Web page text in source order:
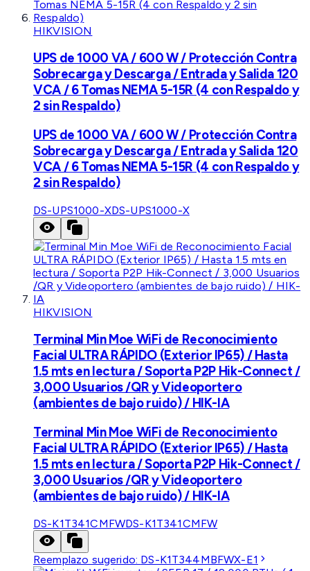
HIKVISION
UPS de 1000 VA / 600 W / Protección Contra
Sobrecarga y Descarga / Entrada y Salida 120
VCA / 6 Tomas NEMA 5-15R (4 con Respaldo y
2 sin Respaldo)
UPS de 1000 VA / 600 W / Protección Contra
Sobrecarga y Descarga / Entrada y Salida 120
VCA / 6 Tomas NEMA 5-15R (4 con Respaldo y
2 sin Respaldo)
DS-UPS1000-XDS-UPS1000-X
HIKVISION
Terminal Min Moe WiFi de Reconocimiento
Facial ULTRA RÁPIDO (Exterior IP65) / Hasta
1.5 mts en lectura / Soporta P2P Hik-Connect /
3,000 Usuarios /QR y Videoportero
(ambientes de bajo ruido) / HIK-IA
Terminal Min Moe WiFi de Reconocimiento
Facial ULTRA RÁPIDO (Exterior IP65) / Hasta
1.5 mts en lectura / Soporta P2P Hik-Connect /
3,000 Usuarios /QR y Videoportero
(ambientes de bajo ruido) / HIK-IA
DS-K1T341CMFWDS-K1T341CMFW
Reemplazo sugerido: DS-K1T344MBFWX-E1